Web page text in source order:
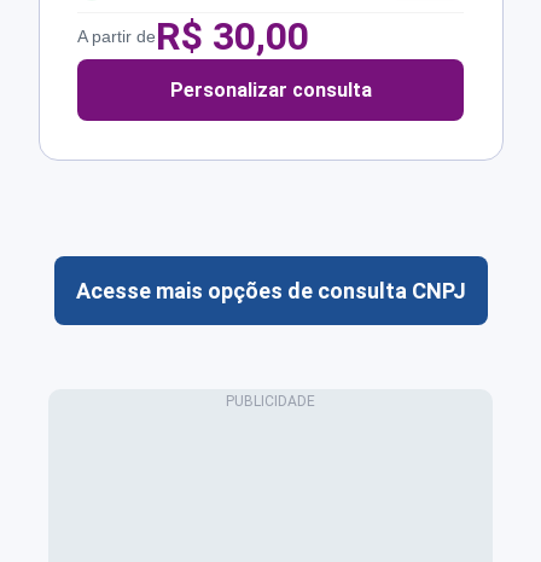
A partir deR$ 30,00
Personalizar consulta
Acesse mais opções de consulta CNPJ